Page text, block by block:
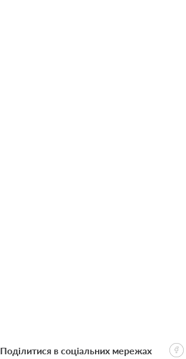
Поділитися в соціальних мережах